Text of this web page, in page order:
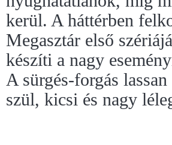
kerül. A háttérben
Megasztár első
készíti a nagy
A sürgés-forgás
szül, kicsi és nagy